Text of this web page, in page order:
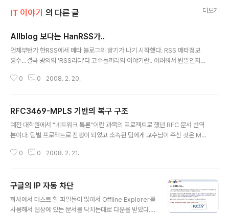
IT 이야기 의 다른 글 더보기
Allblog 보다는 HanRSS가..
언제부턴가 한RSS에서 메타 블로그의 향기가 나기 시작했다. RSS 메타정보
홍수…결국 광의의 'RSS리더'다 고수들끼리의 이야기란.. 어려워서 뭔말인지
는 글이 전면에 뒤범벅되어 있는 AllBlog보다는 어떠한 기준인지는 알 수는 없
채널들이 확장한 덕분에 장점과 단점이 극명하게 드러나고 있다. Blog는 개인
적인 공간이라 그러한 Blog에 대해서 이래저래 말할 권리는 없지만 Blog를 예
전 하이텔 자게쯤으로 생각하고 이슈에 대해서 근거없는 가십거리를 만들어내
0 0 2008. 2. 20.
RFC3469-MPLS 기반의 복구 구조
예전 대학원에서 "네트워크 특론"이란 과목의 프로젝트로 했던 RFC 문서 번역
본이다. 팀별 프로젝트로 진행이 되었고 소속된 팀에게 교수님이 주신 것은 MP
들에게 가끔씩 필요한 자료이다. 단 한명에게라도 도움이 되기를 바란다.
0 0 2008. 2. 21.
구글의 IP 자동 차단
회사에서 테스트 할 파일들이 많아서 Offline Explorer를
사용해서 웹상에 있는 문서를 닥치는대로 다운을 받았다.